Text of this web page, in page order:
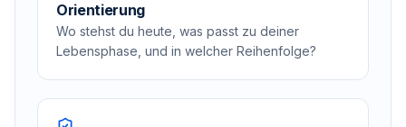
Orientierung
Wo stehst du heute, was passt zu deiner
Lebensphase, und in welcher Reihenfolge?